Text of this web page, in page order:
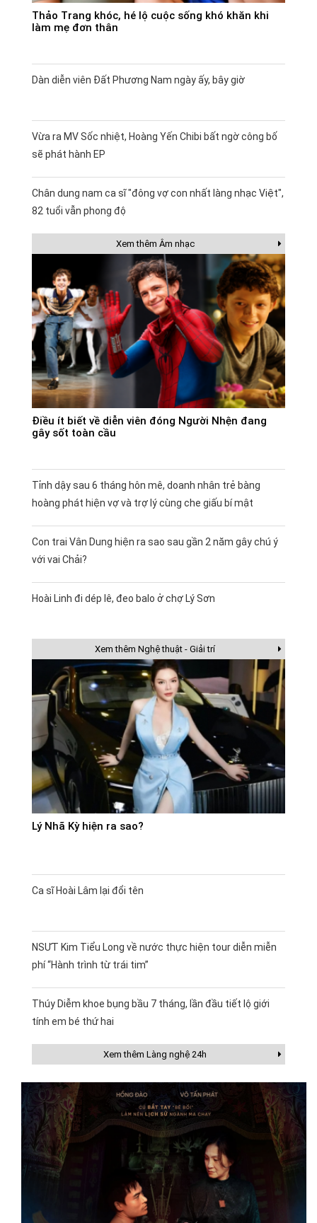
Thảo Trang khóc, hé lộ cuộc sống khó khăn khi
làm mẹ đơn thân
Dàn diễn viên Đất Phương Nam ngày ấy, bây giờ
Vừa ra MV Sốc nhiệt, Hoàng Yến Chibi bất ngờ công bố
sẽ phát hành EP
Chân dung nam ca sĩ "đông vợ con nhất làng nhạc Việt",
82 tuổi vẫn phong độ
Xem thêm Âm nhạc
Điều ít biết về diễn viên đóng Người Nhện đang
gây sốt toàn cầu
Tỉnh dậy sau 6 tháng hôn mê, doanh nhân trẻ bàng
hoàng phát hiện vợ và trợ lý cùng che giấu bí mật
Con trai Vân Dung hiện ra sao sau gần 2 năm gây chú ý
với vai Chải?
Hoài Linh đi dép lê, đeo balo ở chợ Lý Sơn
Xem thêm Nghệ thuật - Giải trí
Lý Nhã Kỳ hiện ra sao?
Ca sĩ Hoài Lâm lại đổi tên
NSƯT Kim Tiểu Long về nước thực hiện tour diễn miễn
phí “Hành trình từ trái tim”
Thúy Diễm khoe bụng bầu 7 tháng, lần đầu tiết lộ giới
tính em bé thứ hai
Xem thêm Làng nghệ 24h